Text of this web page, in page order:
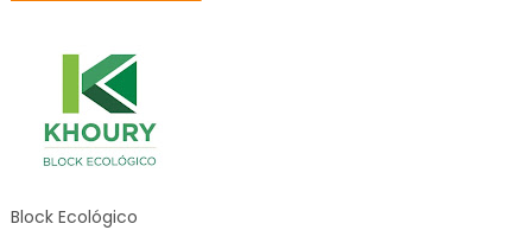
Block Ecológico